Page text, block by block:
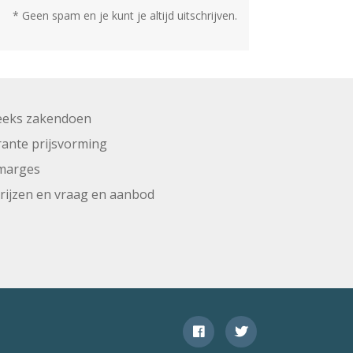
* Geen spam en je kunt je altijd uitschrijven.
zakendoen
prijsvorming
en vraag en aanbod